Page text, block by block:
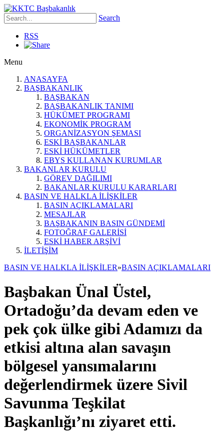
Search
RSS
Menu
ANASAYFA
BAŞBAKANLIK
BAŞBAKAN
BAŞBAKANLIK TANIMI
HÜKÜMET PROGRAMI
EKONOMİK PROGRAM
ORGANİZASYON ŞEMASI
ESKİ BAŞBAKANLAR
ESKİ HÜKÜMETLER
EBYS KULLANAN KURUMLAR
BAKANLAR KURULU
GÖREV DAĞILIMI
BAKANLAR KURULU KARARLARI
BASIN VE HALKLA İLİŞKİLER
BASIN AÇIKLAMALARI
MESAJLAR
BAŞBAKANIN BASIN GÜNDEMİ
FOTOĞRAF GALERİSİ
ESKİ HABER ARŞİVİ
İLETİŞİM
BASIN VE HALKLA İLİŞKİLER»BASIN AÇIKLAMALARI
Başbakan Ünal Üstel,
Ortadoğu’da devam eden ve
pek çok ülke gibi Adamızı da
etkisi altına alan savaşın
bölgesel yansımalarını
değerlendirmek üzere Sivil
Savunma Teşkilat
Başkanlığı’nı ziyaret etti.